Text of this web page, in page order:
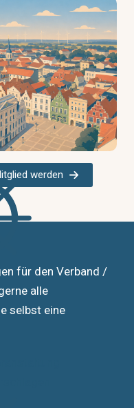
werden
für den Verband /
alle
selbst eine